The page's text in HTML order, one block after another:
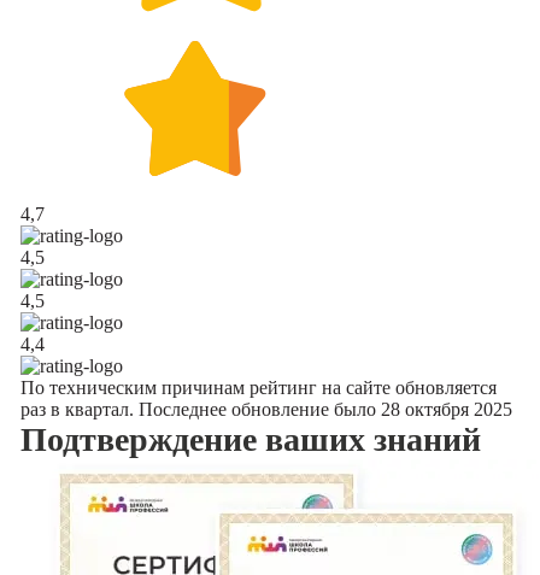
4,7
4,5
4,5
4,4
По техническим причинам рейтинг на сайте обновляется
раз в квартал. Последнее обновление было 28 октября 2025
Подтверждение ваших знаний